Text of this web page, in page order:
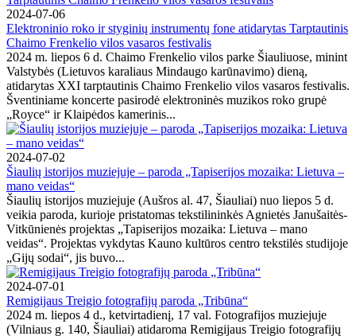
2024-07-06
Elektroninio roko ir styginių instrumentų fone atidarytas Tarptautinis
Chaimo Frenkelio vilos vasaros festivalis
2024 m. liepos 6 d. Chaimo Frenkelio vilos parke Šiauliuose, minint
Valstybės (Lietuvos karaliaus Mindaugo karūnavimo) dieną,
atidarytas XXI tarptautinis Chaimo Frenkelio vilos vasaros festivalis.
Šventiniame koncerte pasirodė elektroninės muzikos roko grupė
„Royce“ ir Klaipėdos kamerinis...
2024-07-02
Šiaulių istorijos muziejuje – paroda „Tapiserijos mozaika: Lietuva –
mano veidas“
Šiaulių istorijos muziejuje (Aušros al. 47, Šiauliai) nuo liepos 5 d.
veikia paroda, kurioje pristatomas tekstilininkės Agnietės Janušaitės-
Vitkūnienės projektas „Tapiserijos mozaika: Lietuva – mano
veidas“. Projektas vykdytas Kauno kultūros centro tekstilės studijoje
„Gijų sodai“, jis buvo...
2024-07-01
Remigijaus Treigio fotografijų paroda „Tribūna“
2024 m. liepos 4 d., ketvirtadienį, 17 val. Fotografijos muziejuje
(Vilniaus g. 140, Šiauliai) atidaroma Remigijaus Treigio fotografijų